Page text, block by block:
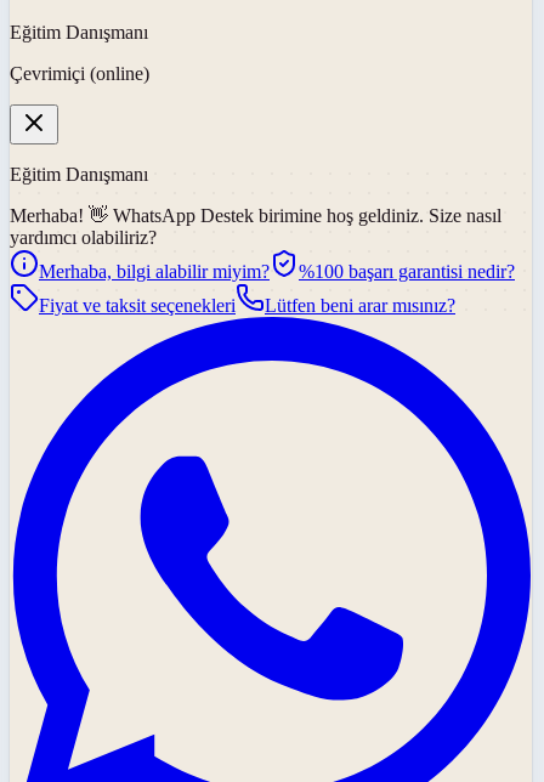
Eğitim Danışmanı
Çevrimiçi (online)
Eğitim Danışmanı
Merhaba! 👋 WhatsApp Destek birimine hoş geldiniz. Size nasıl
yardımcı olabiliriz?
Merhaba, bilgi alabilir miyim?
%100 başarı garantisi nedir?
Fiyat ve taksit seçenekleri
Lütfen beni arar mısınız?